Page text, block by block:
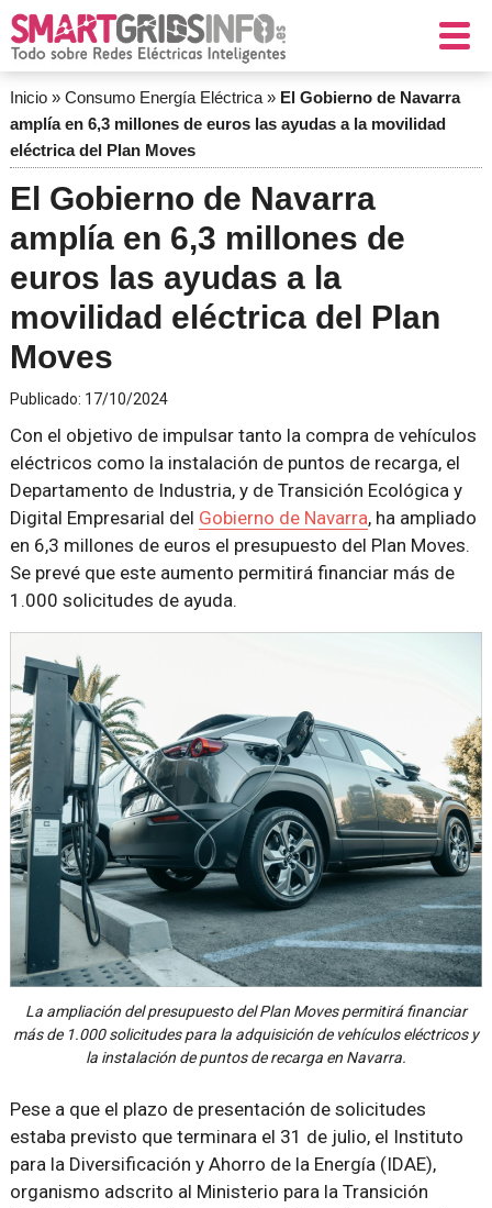
Inicio» Consumo Energía Eléctrica» El Gobierno de Navarra
amplía en 6,3 millones de euros las ayudas a la movilidad
eléctrica del Plan Moves
El Gobierno de Navarra
amplía en 6,3 millones de
euros las ayudas a la
movilidad eléctrica del Plan
Moves
Publicado: 17/10/2024
Con el objetivo de impulsar tanto la compra de vehículos
eléctricos como la instalación de puntos de recarga, el
Departamento de Industria, y de Transición Ecológica y
Digital Empresarial del Gobierno de Navarra, ha ampliado
en 6,3 millones de euros el presupuesto del Plan Moves.
Se prevé que este aumento permitirá financiar más de
1.000 solicitudes de ayuda.
La ampliación del presupuesto del Plan Moves permitirá financiar
más de 1.000 solicitudes para la adquisición de vehículos eléctricos y
la instalación de puntos de recarga en Navarra.
Pese a que el plazo de presentación de solicitudes
estaba previsto que terminara el 31 de julio, el Instituto
para la Diversificación y Ahorro de la Energía (IDAE),
organismo adscrito al Ministerio para la Transición